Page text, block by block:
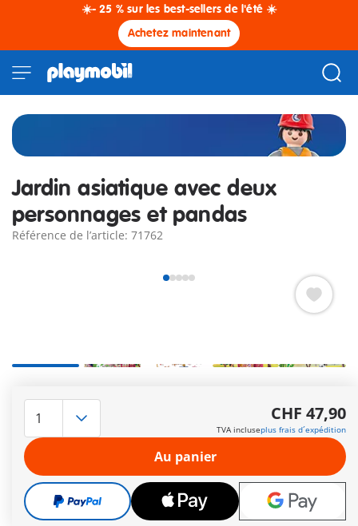
☀️- 25 % sur les best-sellers de l'été ☀️
Achetez maintenant
Jardin asiatique avec deux
personnages et pandas
Référence de l’article: 71762
avec deux personnages dans notre pavillon où une cérémonie
de thé se déroule pendant que les pandas jouent près du
bassin à carpes koï.
Autres informations
Livraison gratuite à partir de CHF 99
CHF 47,90
CHF 47,90
TVA incluseplus frais d´expédition
Au panier